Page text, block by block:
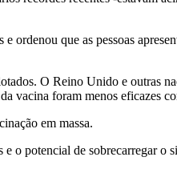
que as pessoas
O Reino Unido e outras
vacina foram menos eficazes
em massa.
o potencial de sobrecarregar o